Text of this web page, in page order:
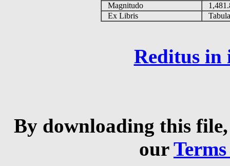
Magnitudo
Ex Libris
Reditus in
By downloading this
our